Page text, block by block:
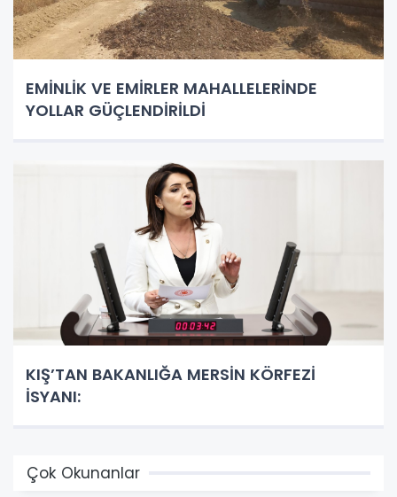
EMİNLİK VE EMİRLER MAHALLELERİNDE
YOLLAR GÜÇLENDİRİLDİ
KIŞ’TAN BAKANLIĞA MERSİN KÖRFEZİ
İSYANI:
Çok Okunanlar